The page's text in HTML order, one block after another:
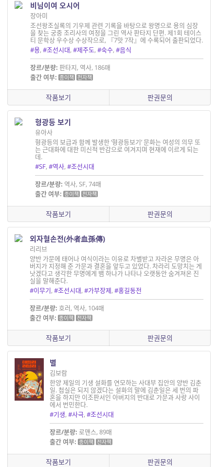
비님이여 오시어
장아미
조선왕조실록의 기우제 관련 기록을 바탕으로 왕명으로 용의 심장
을 찾는 궁중 조리사의 여정을 그린 역사 판타지 단편. 제1회 테이스
티 문학상 우수상 수상작으로, 『7맛 7작』에 수록되어 출판되었다.
#용,#조선시대,#제주도,#숙수,#음식
장르/분량: 판타지, 역사, 186매
출간 여부: 종이책 전자책
작품보기 판권문의
형광등 보기
유아사
형광등의 보급과 함께 발생한 ‘형광등보기’ 문화는 여성의 의무 또
는 근대화에 대한 미신적 반감으로 여겨지며 현재에 이르게 되는
데.
#SF,#역사,#조선시대
장르/분량: 역사, SF, 74매
출간 여부: 종이책 전자책
작품보기 판권문의
외자혈손전(外者血孫傳)
리리브
양반 가문에 태어나 여식이라는 이유로 차별받고 자라온 무명은 아
버지가 지정해 준 가문과 결혼을 앞두고 있었다. 차라리 도망치는 게
낫겠다고 생각한 무명에게 뱀 하나가 나타나 오랫동안 숨겨져온 진
실을 말해준다.
#이무기, #조선시대, #가부장제, #홍길동전
장르/분량: 호러, 역사, 104매
출간 여부: 종이책 전자책
작품보기 판권문의
별
김보람
한양 제일의 기생 설화를 연모하는 사대부 집안의 양반 김춘
일. 첩실은 되지 않겠다는 설화의 말에 김춘일은 세 번의 파
혼을 하지만 이조판서인 아버지의 반대로 가문과 사랑 사이
에서 번민한다.
#기생, #사극, #조선시대
장르/분량: 로맨스, 89매
출간 여부: 종이책 전자책
작품보기 판권문의